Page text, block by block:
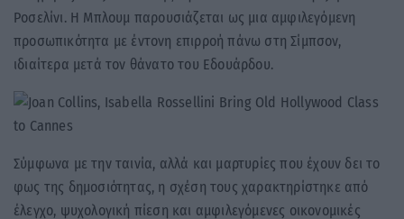
Ροσελίνι. Η Μπλουμ παρουσιάζεται ως μια αμφιλεγόμενη
προσωπικότητα με έντονη επιρροή πάνω στη Σίμπσον,
ιδιαίτερα μετά τον θάνατο του Εδουάρδου.
Σύμφωνα με την ταινία, αλλά και μαρτυρίες που έχουν δει το
φως της δημοσιότητας, η σχέση τους χαρακτηρίστηκε από
έλεγχο, ψυχολογική πίεση και αμφιλεγόμενες οικονομικές